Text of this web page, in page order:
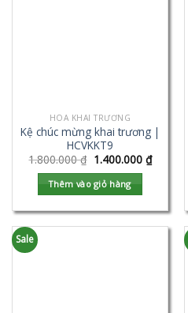
HOA KHAI TRƯƠNG
Kệ chúc mừng khai trương |
HCVKKT9
1.800.000₫ 1.400.000 ₫
Thêm vào giỏ hàng
Sale